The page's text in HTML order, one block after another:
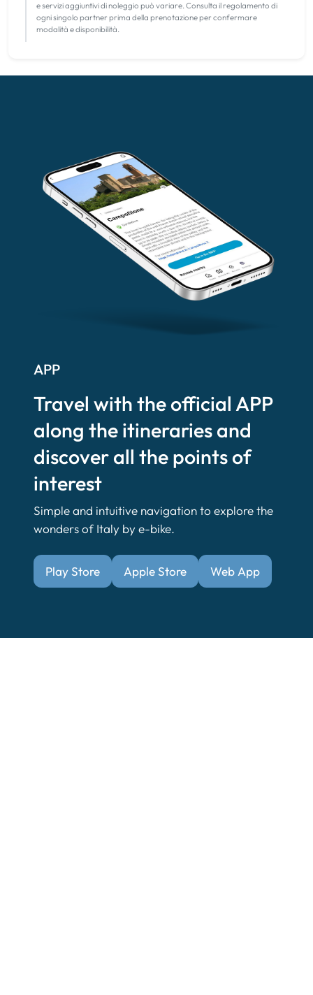
e servizi aggiuntivi di noleggio può variare. Consulta il regolamento di
ogni singolo partner prima della prenotazione per confermare
modalità e disponibilità.
APP
Travel with the official APP
along the itineraries and
discover all the points of
interest
Simple and intuitive navigation to explore the
wonders of Italy by e-bike.
Play Store Apple Store Web App